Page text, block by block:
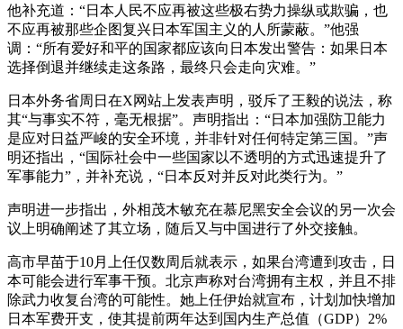
他补充道：“日本人民不应再被这些极右势力操纵或欺骗，也
不应再被那些企图复兴日本军国主义的人所蒙蔽。”他强
调：“所有爱好和平的国家都应该向日本发出警告：如果日本
选择倒退并继续走这条路，最终只会走向灾难。”
日本外务省周日在X网站上发表声明，驳斥了王毅的说法，称
其“与事实不符，毫无根据”。声明指出：“日本加强防卫能力
是应对日益严峻的安全环境，并非针对任何特定第三国。”声
明还指出，“国际社会中一些国家以不透明的方式迅速提升了
军事能力”，并补充说，“日本反对并反对此类行为。”
声明进一步指出，外相茂木敏充在慕尼黑安全会议的另一次会
议上明确阐述了其立场，随后又与中国进行了外交接触。
高市早苗于10月上任仅数周后就表示，如果台湾遭到攻击，日
本可能会进行军事干预。北京声称对台湾拥有主权，并且不排
除武力收复台湾的可能性。她上任伊始就宣布，计划加快增加
日本军费开支，使其提前两年达到国内生产总值（GDP）2%